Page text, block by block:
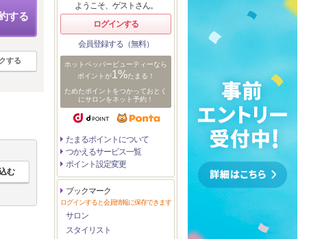
する
する
ようこそ、ゲストさん。
ログインする
会員登録する（無料）
ホットペッパービューティーなら
ポイントが1%たまる！
ためたポイントをつかっておとく
にサロンをネット予約！
たまるポイントについて
つかえるサービス一覧
ポイント設定変更
ブックマーク
ログインすると会員情報に保存できます
サロン
スタイリスト